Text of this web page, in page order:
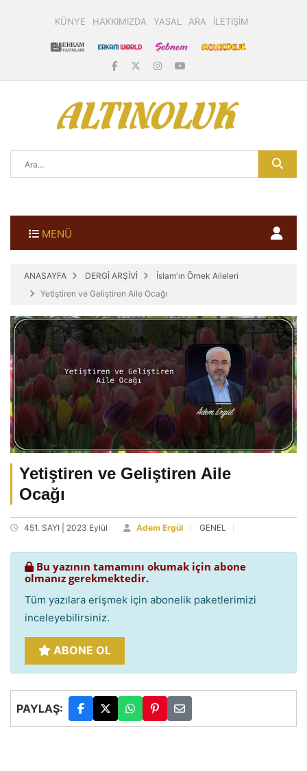
KÜNYE HAKKIMIZDA YASAL ARA İLETİŞİM
MENÜ
ANASAYFA DERGİ ARŞİVİ
İslam'ın Örnek Aileleri
Yetiştiren ve Geliştiren Aile Ocağı
Yetiştiren ve Geliştiren Aile
Ocağı
451. SAYI | 2023 Eylül Adem Ergül GENEL
Bu yazının tamamını okumak için abone
olmanız gerekmektedir.
Tüm yazılara erişmek için abonelik paketlerimizi
inceleyebilirsiniz.
ABONE OL
PAYLAŞ: